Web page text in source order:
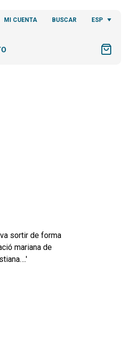
MI CUENTA BUSCAR ESP
sortir de forma
mariana de